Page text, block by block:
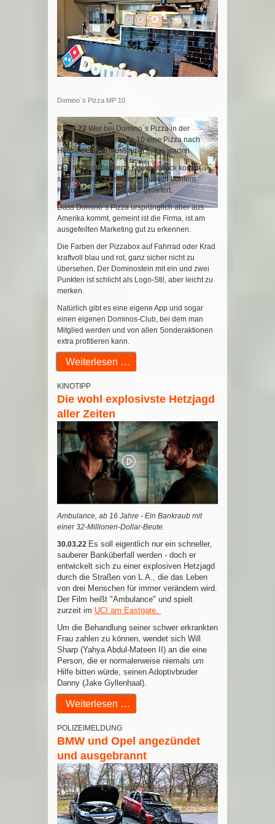
Domino´s Pizza MP 10
01.04.22 Wer bei Domino´s Pizza in der
Marzahner Promenade 10 eine Pizza nach
Hause bestellt, muss nicht lange warten.
Das frisch gebackene Knusperstück kommt
schon kurze Zeit später in hübsch buntem
Karton bis an die Haustür geliefert.
Dass Domino´s Pizza ursprünglich aber aus
Amerika kommt, gemeint ist die Firma, ist am
ausgefeilten Marketing gut zu erkennen.
Die Farben der Pizzabox auf Fahrrad oder Krad
kraftvoll blau und rot, ganz sicher nicht zu
übersehen. Der Dominostein mit ein und zwei
Punkten ist schlicht als Logo-Stil, aber leicht zu
merken.
Natürlich gibt es eine eigene App und sogar
einen eigenen Dominos-Club, bei dem man
Mitglied werden und von allen Sonderaktionen
extra profitieren kann.
Weiterlesen …
KINOTIPP
Die wohl explosivste Hetzjagd
aller Zeiten
Ambulance, ab 16 Jahre - Ein Bankraub mit
einer 32-Millionen-Dollar-Beute.
30.03.22 Es soll eigentlich nur ein schneller,
sauberer Banküberfall werden - doch er
entwickelt sich zu einer explosiven Hetzjagd
durch die Straßen von L.A., die das Leben
von drei Menschen für immer verändern wird.
Der Film heißt "Ambulance" und spielt
zurzeit im UCI am Eastgate.
Um die Behandlung seiner schwer erkrankten
Frau zahlen zu können, wendet sich Will
Sharp (Yahya Abdul-Mateen II) an die eine
Person, die er normalerweise niemals um
Hilfe bitten würde, seinen Adoptivbruder
Danny (Jake Gyllenhaal).
Weiterlesen …
POLIZEIMELDUNG
BMW und Opel angezündet
und ausgebrannt